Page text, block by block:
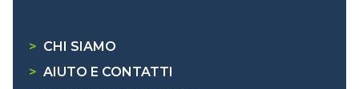
> CHI SIAMO
> AIUTO E CONTATTI